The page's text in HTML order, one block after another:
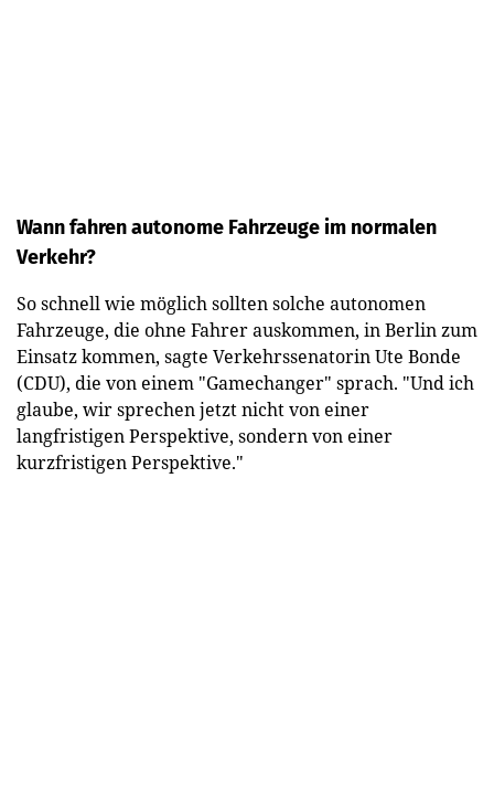
Wann fahren autonome Fahrzeuge im normalen
Verkehr?
So schnell wie möglich sollten solche autonomen
Fahrzeuge, die ohne Fahrer auskommen, in Berlin zum
Einsatz kommen, sagte Verkehrssenatorin Ute Bonde
(CDU), die von einem "Gamechanger" sprach. "Und ich
glaube, wir sprechen jetzt nicht von einer
langfristigen Perspektive, sondern von einer
kurzfristigen Perspektive."